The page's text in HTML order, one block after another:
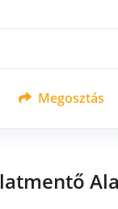
Megosztás